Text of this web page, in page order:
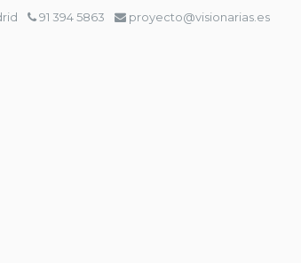
91 394 5863 proyecto@visionarias.es